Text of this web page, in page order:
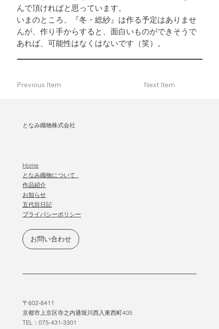
んで頂ければと思っています。
いまのところ、『冬・総紗』は作る予定はありませ
んが、作り手からすると、面白いものができそうで
あれば、可能性はなくはないです（笑）。
Next Item
Previous Item
となみ織物株式会社
お問い合わせ
〒602-8411
京都市上京区寺之内通堀川西入東西町405
TEL：075-431-3301
Home
となみ織物について
作品紹介
​お知らせ
五代目日記
プライバシーポリシー